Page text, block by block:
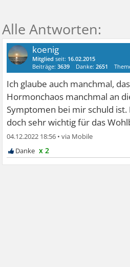
koenig
Mitglied seit: 16.02.2015
Beiträge:3639 Danke:2651
Ich glaube auch manchmal,
Hormonchaos manchmal an
Symptomen bei mir schuld
doch sehr wichtig für das
04.12.2022 18:56 •
x 2